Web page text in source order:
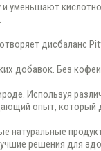
уменьшают
дисбаланс
добавок. Без
Используя
опыт, который
натуральные
решения для